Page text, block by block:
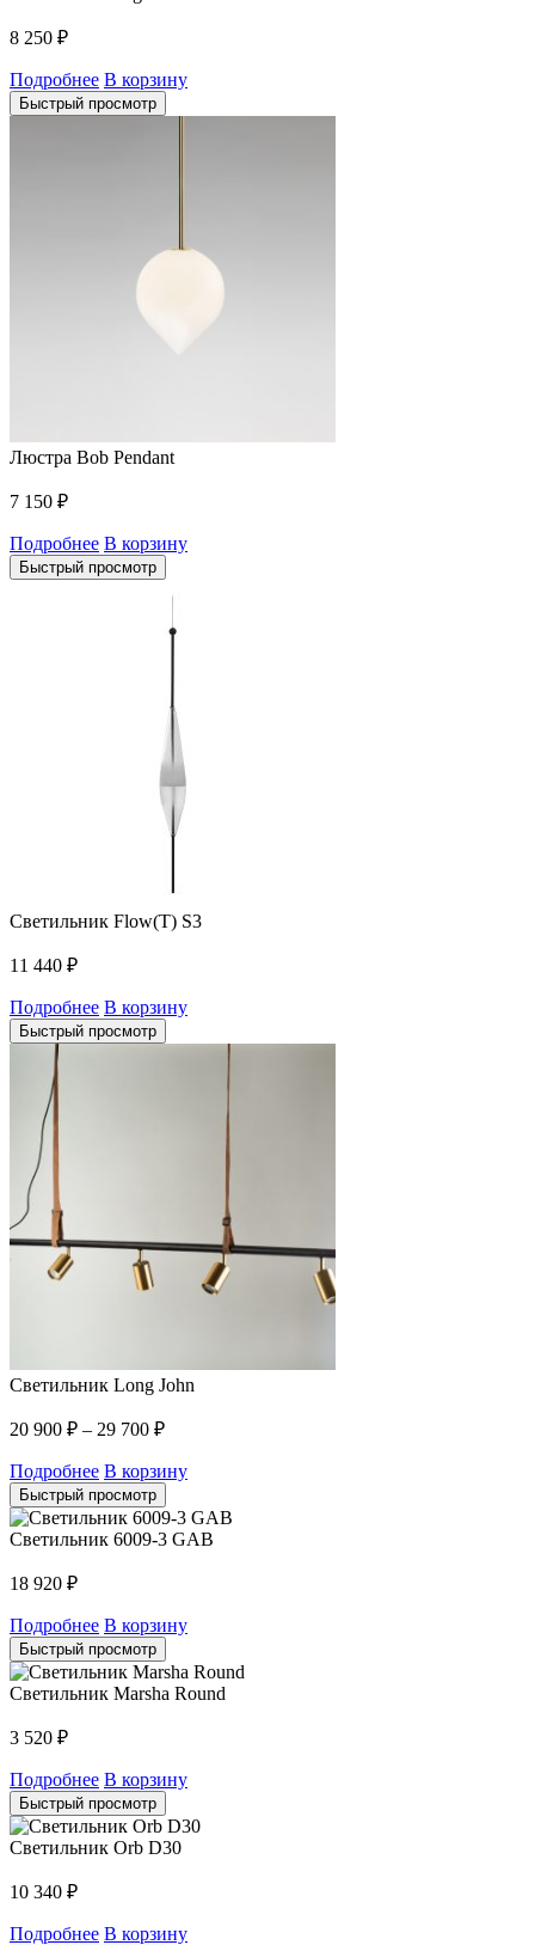
8 250 ₽
Подробнее В корзину
Быстрый просмотр
Люстра Bob Pendant
7 150 ₽
Подробнее В корзину
Быстрый просмотр
Светильник Flow(T) S3
11 440 ₽
Подробнее В корзину
Быстрый просмотр
Светильник Long John
20 900 ₽ – 29 700 ₽
Подробнее В корзину
Быстрый просмотр
Светильник 6009-3 GAB
18 920 ₽
Подробнее В корзину
Быстрый просмотр
Светильник Marsha Round
3 520 ₽
Подробнее В корзину
Быстрый просмотр
Светильник Orb D30
10 340 ₽
Подробнее В корзину